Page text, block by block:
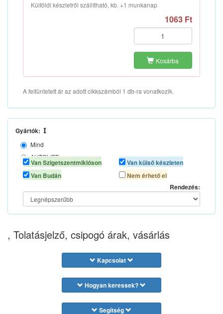
Külföldi készletről szállítható, kb. +1 munkanap
1063 Ft
Kosárba
A feltüntetett ár az adott cikkszámból 1 db-ra vonatkozik.
Gyártók:
Mind
AUTOLIFE
AUTOMAX
Van Szigetszentmiklóson
Van Budán
Van külső készleten
Nem érhető el
Rendezés:
, Tolatásjelző, csipogó árak, vásárlás
Kapcsolat
Hogyan keressek?
Segítség